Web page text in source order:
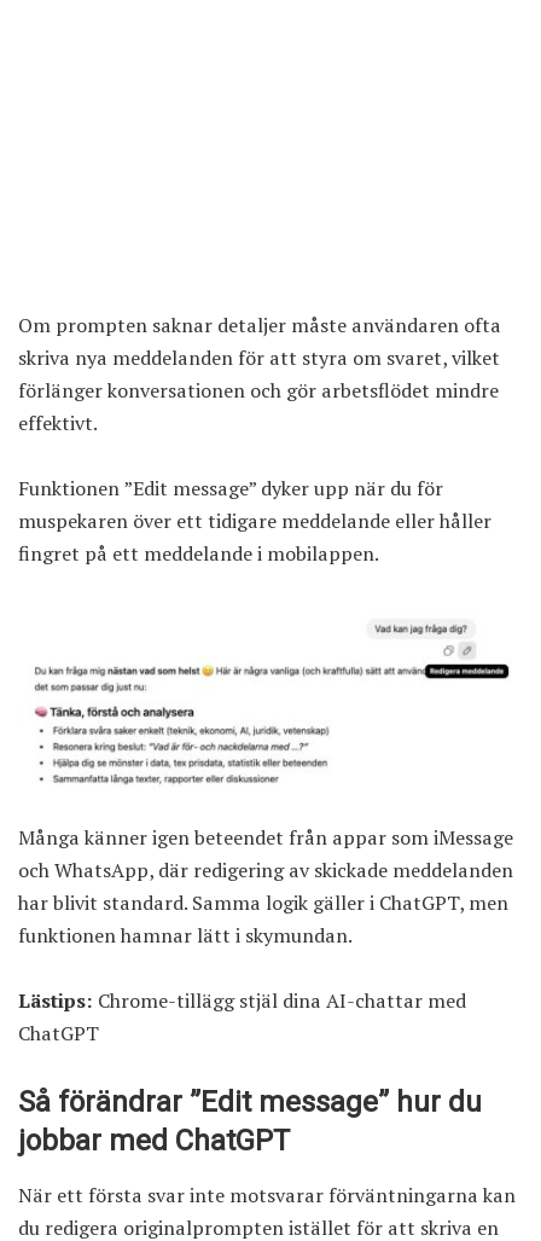
Om prompten saknar detaljer måste användaren ofta
skriva nya meddelanden för att styra om svaret, vilket
förlänger konversationen och gör arbetsflödet mindre
effektivt.
Funktionen ”Edit message” dyker upp när du för
muspekaren över ett tidigare meddelande eller håller
fingret på ett meddelande i mobilappen.
Många känner igen beteendet från appar som iMessage
och WhatsApp, där redigering av skickade meddelanden
har blivit standard. Samma logik gäller i ChatGPT, men
funktionen hamnar lätt i skymundan.
Lästips: Chrome-tillägg stjäl dina AI-chattar med
ChatGPT
Så förändrar ”Edit message” hur du
jobbar med ChatGPT
När ett första svar inte motsvarar förväntningarna kan
du redigera originalprompten istället för att skriva en